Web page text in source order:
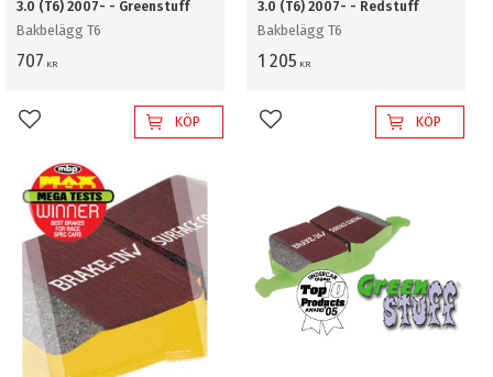
3.0 (T6) 2007- - Greenstuff
Bakbelägg T6
707 KR
Lägg till i favoriterKÖP
3.0 (T6) 2007- - Redstuff
Bakbelägg T6
1 205 KR
Lägg till i favoriterKÖP